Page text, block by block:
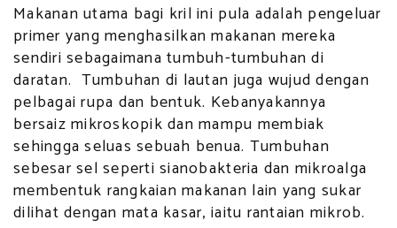
Makanan utama bagi kril ini pula adalah pengeluar
primer yang menghasilkan makanan mereka
sendiri sebagaimana tumbuh-tumbuhan di
daratan. Tumbuhan di lautan juga wujud dengan
pelbagai rupa dan bentuk. Kebanyakannya
bersaiz mikroskopik dan mampu membiak
sehingga seluas sebuah benua. Tumbuhan
sebesar sel seperti sianobakteria dan mikroalga
membentuk rangkaian makanan lain yang sukar
dilihat dengan mata kasar, iaitu rantaian mikrob.